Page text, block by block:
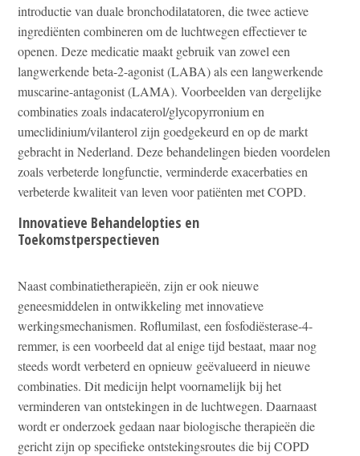
introductie van duale bronchodilatatoren, die twee actieve
ingrediënten combineren om de luchtwegen effectiever te
openen. Deze medicatie maakt gebruik van zowel een
langwerkende beta-2-agonist (LABA) als een langwerkende
muscarine-antagonist (LAMA). Voorbeelden van dergelijke
combinaties zoals indacaterol/glycopyrronium en
umeclidinium/vilanterol zijn goedgekeurd en op de markt
gebracht in Nederland. Deze behandelingen bieden voordelen
zoals verbeterde longfunctie, verminderde exacerbaties en
verbeterde kwaliteit van leven voor patiënten met COPD.
Innovatieve Behandelopties en
Toekomstperspectieven
Naast combinatietherapieën, zijn er ook nieuwe
geneesmiddelen in ontwikkeling met innovatieve
werkingsmechanismen. Roflumilast, een fosfodiësterase-4-
remmer, is een voorbeeld dat al enige tijd bestaat, maar nog
steeds wordt verbeterd en opnieuw geëvalueerd in nieuwe
combinaties. Dit medicijn helpt voornamelijk bij het
verminderen van ontstekingen in de luchtwegen. Daarnaast
wordt er onderzoek gedaan naar biologische therapieën die
gericht zijn op specifieke ontstekingsroutes die bij COPD